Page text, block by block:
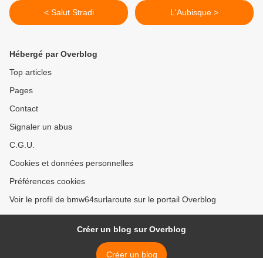
< Salut Stradi L'Aubisque >
Hébergé par Overblog
Top articles
Pages
Contact
Signaler un abus
C.G.U.
Cookies et données personnelles
Préférences cookies
Voir le profil de bmw64surlaroute sur le portail Overblog
Créer un blog sur Overblog
Créer un blog